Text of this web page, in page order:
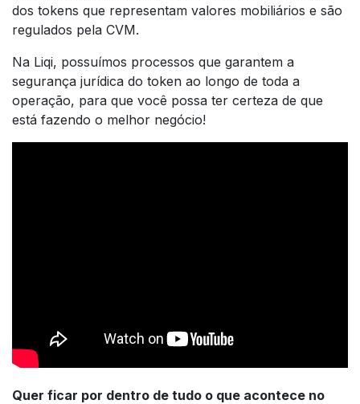
dos tokens que representam valores mobiliários e são
regulados pela CVM.
Na Liqi, possuímos processos que garantem a
segurança jurídica do token ao longo de toda a
operação, para que você possa ter certeza de que
está fazendo o melhor negócio!
Quer ficar por dentro de tudo o que acontece no